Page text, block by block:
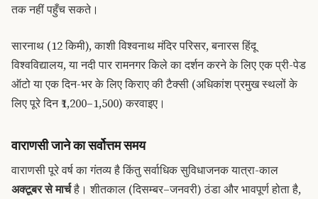
तक नहीं पहुँच सकते।
सारनाथ (12 किमी), काशी विश्वनाथ मंदिर परिसर, बनारस हिंदू
विश्वविद्यालय, या नदी पार रामनगर किले का दर्शन करने के लिए एक प्री-पेड
ऑटो या एक दिन-भर के लिए किराए की टैक्सी (अधिकांश प्रमुख स्थलों के
लिए पूरे दिन ₹1,200–1,500) करवाइए।
वाराणसी जाने का सर्वोत्तम समय
वाराणसी पूरे वर्ष का गंतव्य है किंतु सर्वाधिक सुविधाजनक यात्रा-काल
अक्टूबर से मार्चहै। शीतकाल (दिसम्बर–जनवरी) ठंडा और भावपूर्ण होता है,